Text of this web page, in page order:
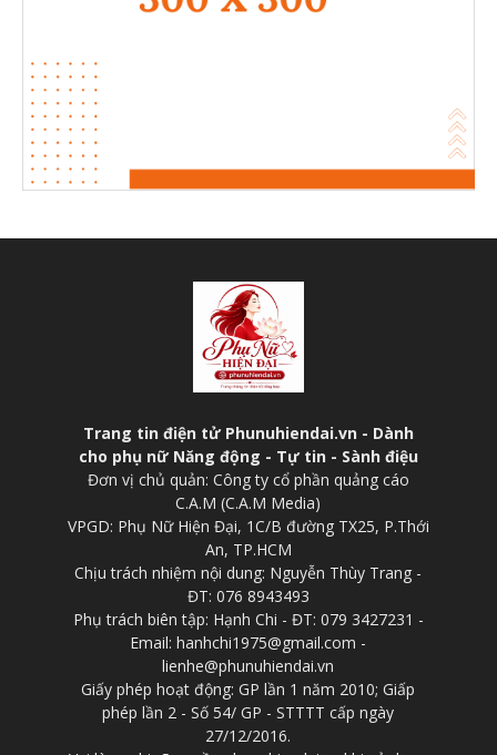
Trang tin điện tử Phunuhiendai.vn - Dành
cho phụ nữ Năng động - Tự tin - Sành điệu
Đơn vị chủ quản: Công ty cổ phần quảng cáo
C.A.M (C.A.M Media)
VPGD: Phụ Nữ Hiện Đại, 1C/B đường TX25, P.Thới
An, TP.HCM
Chịu trách nhiệm nội dung: Nguyễn Thùy Trang -
ĐT: 076 8943493
Phụ trách biên tập: Hạnh Chi - ĐT: 079 3427231 -
Email: hanhchi1975@gmail.com -
lienhe@phunuhiendai.vn
Giấy phép hoạt động: GP lần 1 năm 2010; Giấp
phép lần 2 - Số 54/ GP - STTTT cấp ngày
27/12/2016.